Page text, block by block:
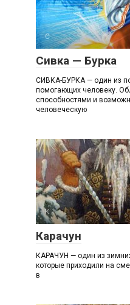
С
Сивка — Бурка
СИВКА-БУРКА — один из
помогающих человеку.
способностями и
человеческую
К
Карачун
КАРАЧУН — один из
которые приходили на
в